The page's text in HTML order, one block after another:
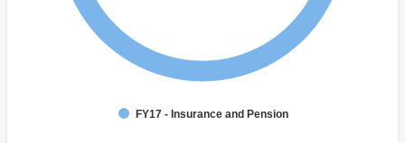
FY17 - Insurance and Pension